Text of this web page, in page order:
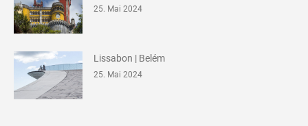
25. Mai 2024
Lissabon | Belém
25. Mai 2024